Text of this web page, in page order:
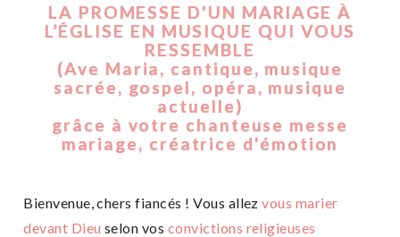
LA PROMESSE D'UN MARIAGE À
L’ÉGLISE EN MUSIQUE QUI VOUS
RESSEMBLE
(Ave Maria, cantique, musique
sacrée, gospel, opéra, musique
actuelle)
grâce à votre chanteuse messe
mariage, créatrice d'émotion
Bienvenue, chers fiancés ! Vous allezvous marier
devant Dieu selon vos convictions religieuses